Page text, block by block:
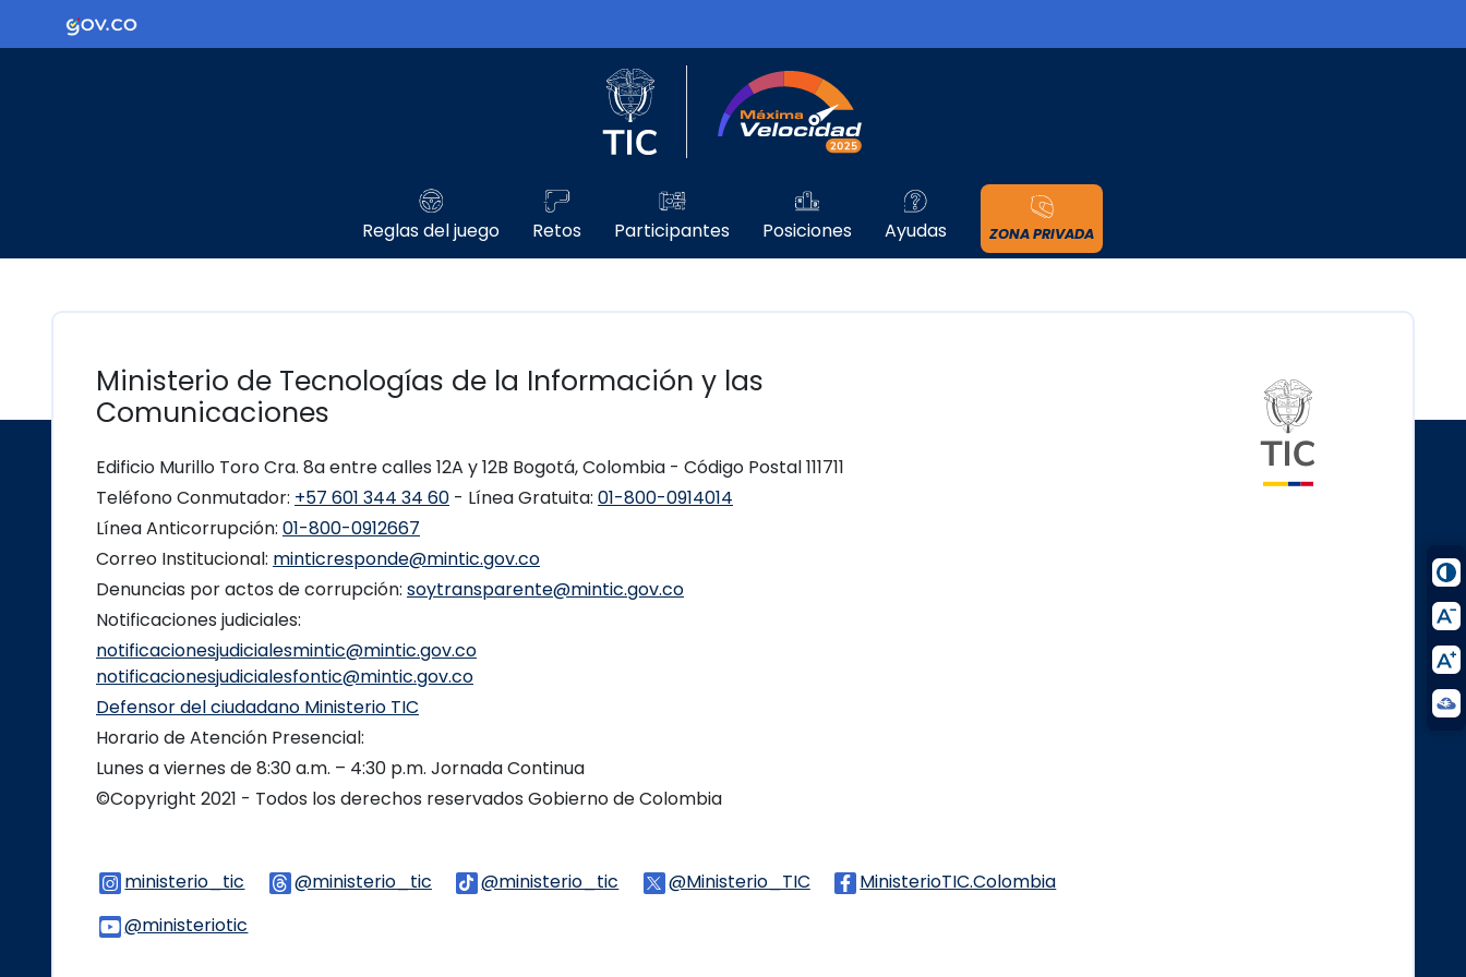
Ir al contenido principalLogo Gobierno de Colombia
Logo del Ministerio TIC
Reglas del juego Retos Participantes Posiciones Ayudas ZONA PRIVADA
Ministerio de Tecnologías de la Información y las
Comunicaciones
Edificio Murillo Toro Cra. 8a entre calles 12A y 12B Bogotá, Colombia - Código Postal 111711
Teléfono Conmutador: +57 601 344 34 60 - Línea Gratuita: 01-800-0914014
Línea Anticorrupción: 01-800-0912667
Correo Institucional: minticresponde@mintic.gov.co
Denuncias por actos de corrupción: soytransparente@mintic.gov.co
Notificaciones judiciales:
notificacionesjudicialesmintic@mintic.gov.co
notificacionesjudicialesfontic@mintic.gov.co
Defensor del ciudadano Ministerio TIC
Horario de Atención Presencial:
Lunes a viernes de 8:30 a.m. – 4:30 p.m. Jornada Continua
©Copyright 2021 - Todos los derechos reservados Gobierno de Colombia
ministerio_tic Logo Instagram
@ministerio_tic Logo Threads
@ministerio_tic Logo Tiktok
@Ministerio_TIC Logo Twitter
MinisterioTIC.Colombia
@ministeriotic